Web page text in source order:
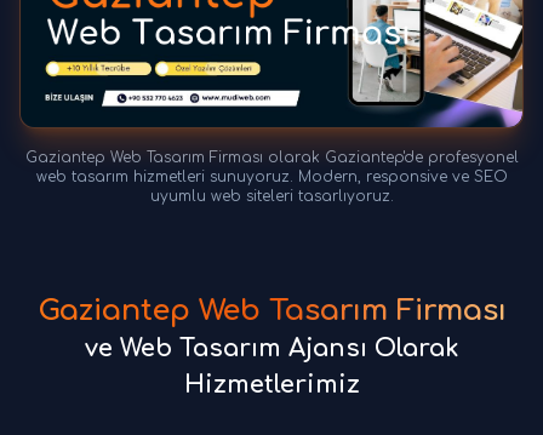
Gaziantep Web Tasarım Firması olarak Gaziantep'de profesyonel
web tasarım hizmetleri sunuyoruz. Modern, responsive ve SEO
uyumlu web siteleri tasarlıyoruz.
Gaziantep Web Tasarım Firması
ve Web Tasarım Ajansı Olarak
Hizmetlerimiz